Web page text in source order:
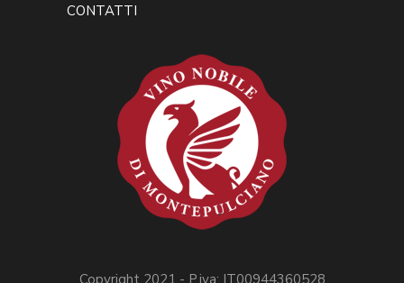
CONTATTI
Copyright 2021 - P.iva: IT00944360528